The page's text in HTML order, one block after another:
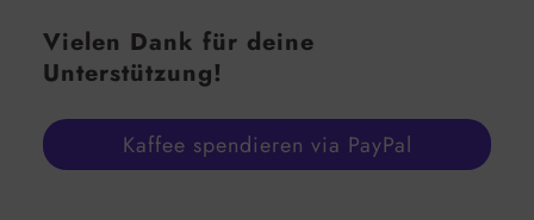
Vielen Dank für deine
Unterstützung!
Kaffee spendieren via PayPal